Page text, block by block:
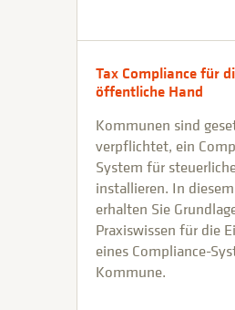
Tax Compliance für
öffentliche Hand
Kommunen sind
verpflichtet, ein
System für
installieren. In
erhalten Sie
Praxiswissen für die
eines Compliance-
Kommune.